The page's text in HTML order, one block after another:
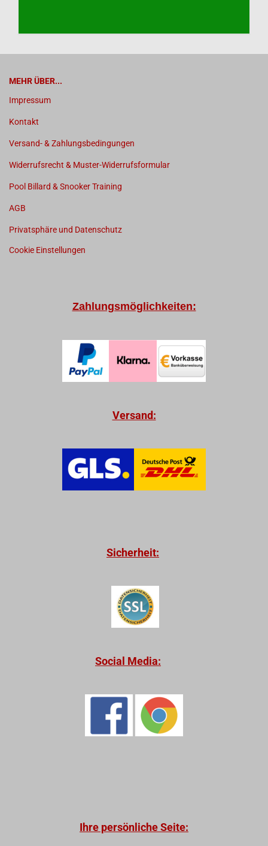
MEHR ÜBER...
Impressum
Kontakt
Versand- & Zahlungsbedingungen
Widerrufsrecht & Muster-Widerrufsformular
Pool Billard & Snooker Training
AGB
Privatsphäre und Datenschutz
Cookie Einstellungen
Zahlungsmöglichkeiten:
Versand:
Sicherheit:
Social Media:
Ihre persönliche Seite: